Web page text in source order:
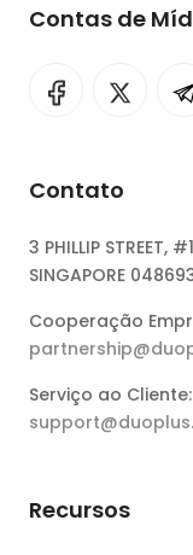
Contas de
Contato
3 PHILLIP STREET,
SINGAPORE
Cooperação
Serviço ao Cliente:
Recursos